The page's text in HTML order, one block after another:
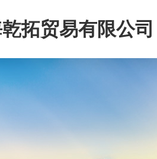
拓贸易有限公司